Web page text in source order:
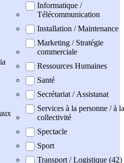
Informatique /
Télécommunication
Installation / Maintenance
Marketing / Stratégie
commerciale
Ressources Humaines
Santé
Secrétariat / Assistanat
Services à la personne / à la
collectivité
Spectacle
Sport
Transport / Logistique (42)